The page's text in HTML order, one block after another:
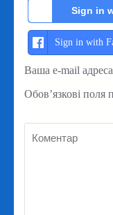
Sign in
Sign in with
Ваша e-mail
Обов’язкові поля
Коментар